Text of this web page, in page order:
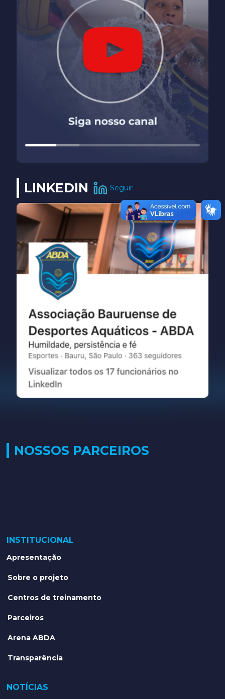
LINKEDIN Seguir
NOSSOS PARCEIROS
INSTITUCIONAL
Apresentação
Sobre o projeto
Centros de treinamento
Parceiros
Arena ABDA
Transparência
NOTÍCIAS